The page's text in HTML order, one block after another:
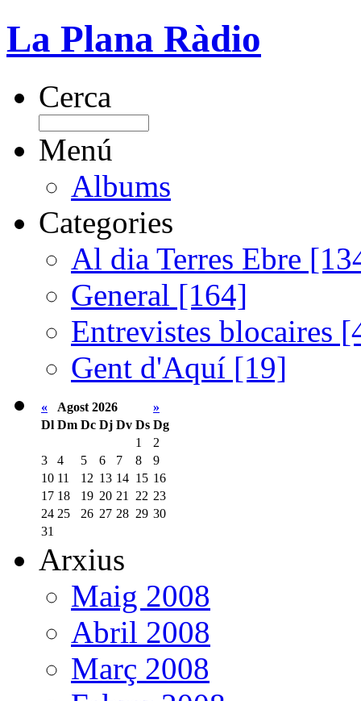
La Plana Ràdio
Cerca
Menú
Albums
Categories
Al dia Terres Ebre
General [164]
Entrevistes blocaires
Gent d'Aquí [19]
« Agost 2026
»
Dl Dm Dc Dj Dv Ds Dg
1
2
3
4 5 6 7 8
9
10 11 12 13 14 15 16
17 18 19 20 21 22 23
24 25 26 27 28 29 30
31
Arxius
Maig 2008
Abril 2008
Març 2008